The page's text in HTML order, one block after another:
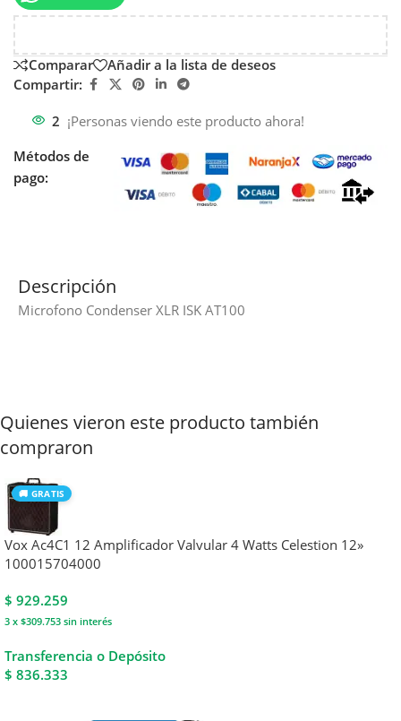
Comparar
Añadir a la lista de deseos
Compartir:
2 ¡Personas viendo este producto ahora!
Métodos de
pago:
Descripción
Microfono Condenser XLR ISK AT100
Quienes vieron este producto también
compraron
🚚 GRATIS
Vox Ac4C1 12 Amplificador Valvular 4 Watts Celestion 12»
100015704000
$ 929.259
3 x $309.753 sin interés
Transferencia o Depósito
$ 836.333